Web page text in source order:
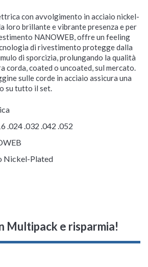
con avvolgimento in acciaio nickel-
loro brillante e vibrante presenza e per
NANOWEB, offre un feeling
di rivestimento protegge dalla
di sporcizia, prolungando la qualità
corda, coated o uncoated, sul mercato.
sulle corde in acciaio assicura una
su tutto il set.
.024 .032 .042 .052
Nickel-Plated
Multipack e risparmia!